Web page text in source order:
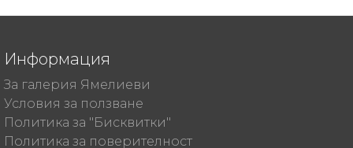
рекламация
+359
888
254
559
marchel@yameliev.com
Информация
За галерия Ямелиеви
Условия за ползване
Политика за "Бисквитки"
Политика за поверителност